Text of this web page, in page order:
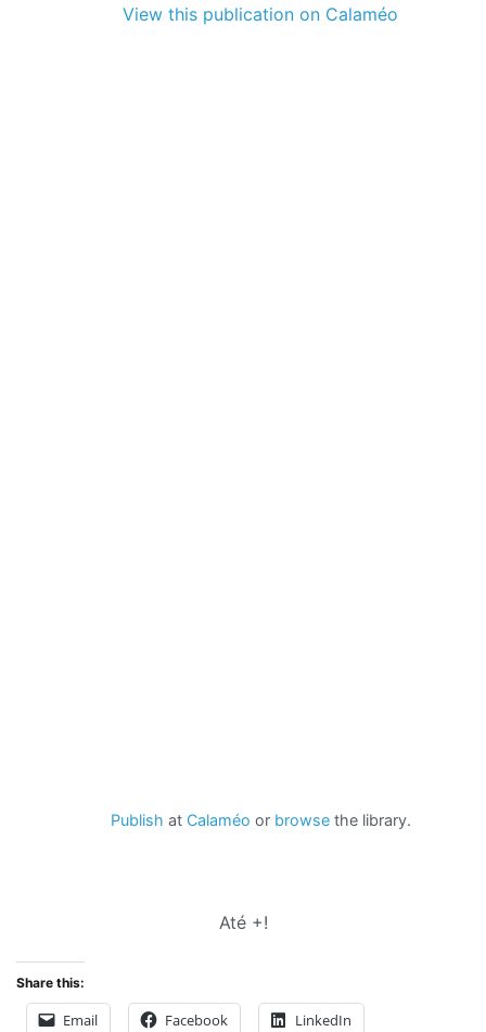
View this publication on Calaméo
Publish at Calaméo or browsethe library.
Até +!
Share this:
Email Facebook LinkedIn